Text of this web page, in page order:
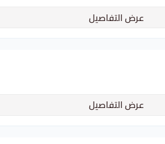
عرض التفاصيل
عرض التفاصيل